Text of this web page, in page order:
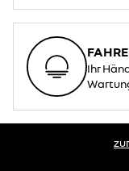
Ihr